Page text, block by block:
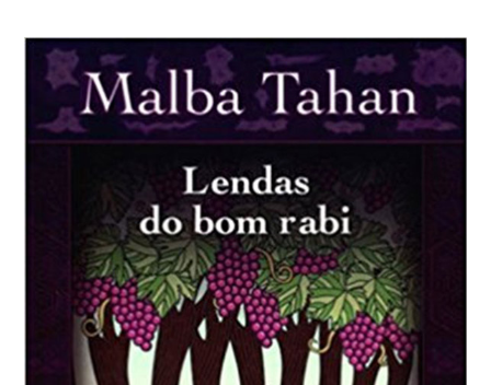
Lendas do bom rabi
Visitando os textos sagrados do judaísmo, as lendas do
folclore hebraico e as histórias contadas pela tradição
oral, em “Lendas do bom Rabi”, anteriormente lançado
com o título “Lendas do povo de Deus”, Malba Tahan
faz uma seleção dos mais belos contos judaicos.
Sabedoria, justiça, fé e amor são alguns dos temas
abordados.